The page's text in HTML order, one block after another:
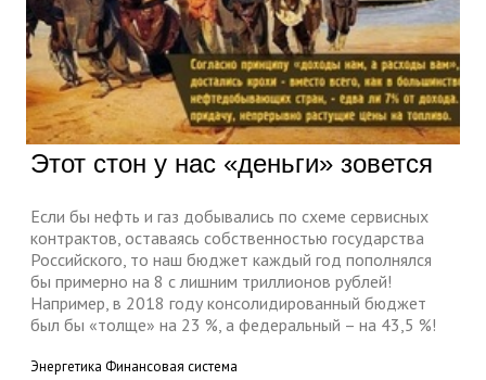
Этот стон у нас «деньги» зовется
Если бы нефть и газ добывались по схеме сервисных
контрактов, оставаясь собственностью государства
Российского, то наш бюджет каждый год пополнялся
бы примерно на 8 с лишним триллионов рублей!
Например, в 2018 году консолидированный бюджет
был бы «толще» на 23 %, а федеральный – на 43,5 %!
Энергетика Финансовая система